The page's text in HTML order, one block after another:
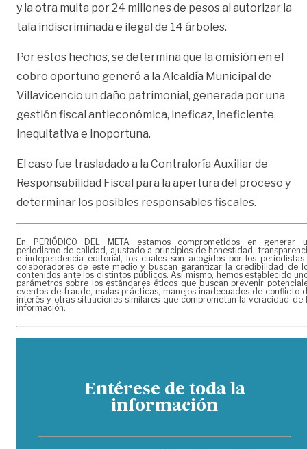
y la otra multa por 24 millones de pesos al autorizar la
tala indiscriminada e ilegal de 14 árboles.
Por estos hechos, se determina que la omisión en el
cobro oportuno generó a la Alcaldía Municipal de
Villavicencio un daño patrimonial, generada por una
gestión fiscal antieconómica, ineficaz, ineficiente,
inequitativa e inoportuna.
El caso fue trasladado a la Contraloría Auxiliar de
Responsabilidad Fiscal para la apertura del proceso y
determinar los posibles responsables fiscales.
En PERIÓDICO DEL META estamos comprometidos en generar
periodismo de calidad, ajustado a principios de honestidad,
e independencia editorial, los cuales son acogidos por los periodistas
colaboradores de este medio y buscan garantizar la credibilidad de
contenidos ante los distintos públicos. Así mismo, hemos establecido
parámetros sobre los estándares éticos que buscan prevenir
eventos de fraude, malas prácticas, manejos inadecuados de conflicto
interés y otras situaciones similares que comprometan la veracidad de
información.
Entérese de toda la
información